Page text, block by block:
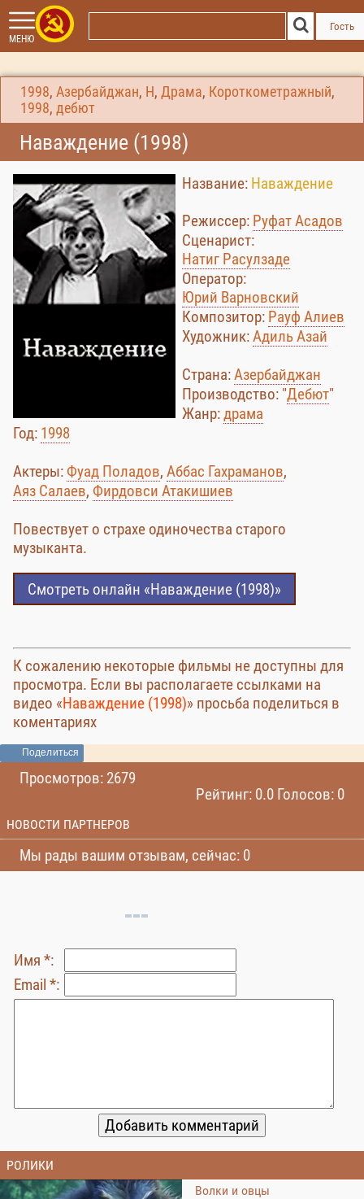
МЕНЮ
Гость
1998, Азербайджан, Н , Драма, Короткометражный,
1998, дебют
Наваждение (1998)
Название: Наваждение
Режиссер: Руфат Асадов
Сценарист:
Натиг Расулзаде
Оператор:
Юрий Варновский
Композитор: Рауф Алиев
Художник:Адиль Азай
Страна:Азербайджан
Производство: "Дебют"
Жанр:драма
Год: 1998
Актеры:Фуад Поладов, Аббас Гахраманов,
Аяз Салаев, Фирдовси Атакишиев
Повествует о страхе одиночества старого
музыканта.
Смотреть онлайн «Наваждение (1998)»
К сожалению некоторые фильмы не доступны для
просмотра. Если вы располагаете ссылками на
видео «Наваждение (1998)» просьба поделиться в
коментариях
Поделиться
Просмотров: 2679
Рейтинг: 0.0 Голосов: 0
НОВОСТИ ПАРТНЕРОВ
Мы рады вашим отзывам, сейчас: 0
Имя *:
Email *:
РОЛИКИ
Волки и овцы